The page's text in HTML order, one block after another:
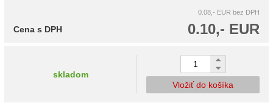
0.08,- EUR bez DPH
0.10,- EUR
Cena s DPH
skladom
Vložiť do košíka